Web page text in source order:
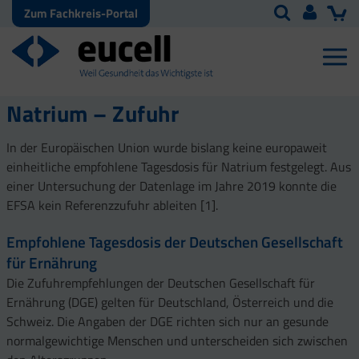
Zum Fachkreis-Portal
Natrium – Zufuhr
In der Europäischen Union wurde bislang keine europaweit
einheitliche empfohlene Tagesdosis für Natrium festgelegt. Aus
einer Untersuchung der Datenlage im Jahre 2019 konnte die
EFSA kein Referenzzufuhr ableiten [1].
Empfohlene Tagesdosis der Deutschen Gesellschaft
für Ernährung
Die Zufuhrempfehlungen der Deutschen Gesellschaft für
Ernährung (DGE) gelten für Deutschland, Österreich und die
Schweiz. Die Angaben der DGE richten sich nur an gesunde
normalgewichtige Menschen und unterscheiden sich zwischen